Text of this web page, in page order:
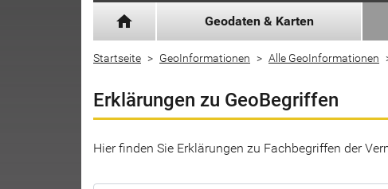
home Geodaten & Karten
Startseite GeoInformationen Alle GeoInformationen
Erklärungen zu GeoBegriffen
Hier finden Sie Erklärungen zu Fachbegriffen der